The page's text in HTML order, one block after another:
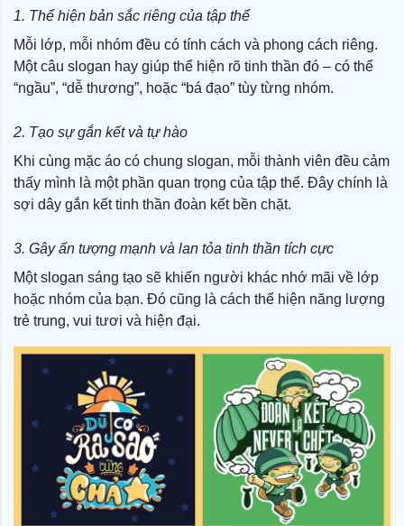
1. Thể hiện bản sắc riêng của tập thể
Mỗi lớp, mỗi nhóm đều có tính cách và phong cách riêng.
Một câu slogan hay giúp thể hiện rõ tinh thần đó – có thể
“ngầu”, “dễ thương”, hoặc “bá đạo” tùy từng nhóm.
2. Tạo sự gắn kết và tự hào
Khi cùng mặc áo có chung slogan, mỗi thành viên đều cảm
thấy mình là một phần quan trọng của tập thể. Đây chính là
sợi dây gắn kết tinh thần đoàn kết bền chặt.
3. Gây ấn tượng mạnh và lan tỏa tinh thần tích cực
Một slogan sáng tạo sẽ khiến người khác nhớ mãi về lớp
hoặc nhóm của bạn. Đó cũng là cách thể hiện năng lượng
trẻ trung, vui tươi và hiện đại.